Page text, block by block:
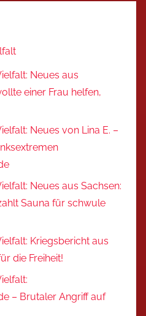
Neues aus
einer Frau helfen,
Neues von Lina E. –
Neues aus Sachsen:
Sauna für schwule
Kriegsbericht aus
die Freiheit!
– Brutaler Angriff auf